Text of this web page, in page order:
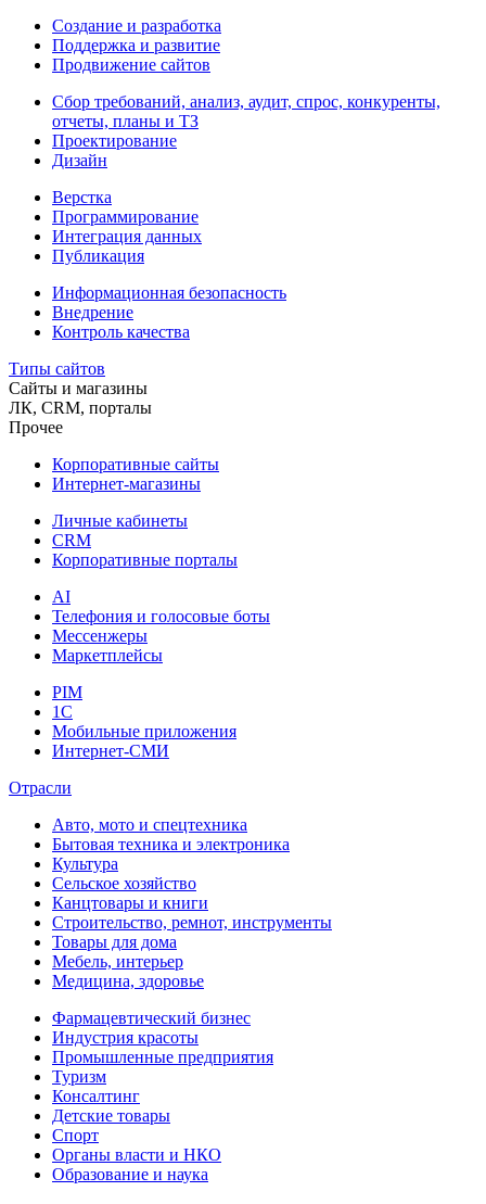
Создание и разработка
Поддержка и развитие
Продвижение сайтов
Сбор требований, анализ, аудит, спрос, конкуренты,
отчеты, планы и ТЗ
Проектирование
Дизайн
Верстка
Программирование
Интеграция данных
Публикация
Информационная безопасность
Внедрение
Контроль качества
Типы сайтов
Сайты и магазины
ЛК, CRM, порталы
Прочее
Корпоративные сайты
Интернет-магазины
Личные кабинеты
CRM
Корпоративные порталы
AI
Телефония и голосовые боты
Мессенжеры
Маркетплейсы
PIM
1C
Мобильные приложения
Интернет-СМИ
Отрасли
Авто, мото и спецтехника
Бытовая техника и электроника
Культура
Сельское хозяйство
Канцтовары и книги
Строительство, ремнот, инструменты
Товары для дома
Мебель, интерьер
Медицина, здоровье
Фармацевтический бизнес
Индустрия красоты
Промышленные предприятия
Туризм
Консалтинг
Детские товары
Спорт
Органы власти и НКО
Образование и наука